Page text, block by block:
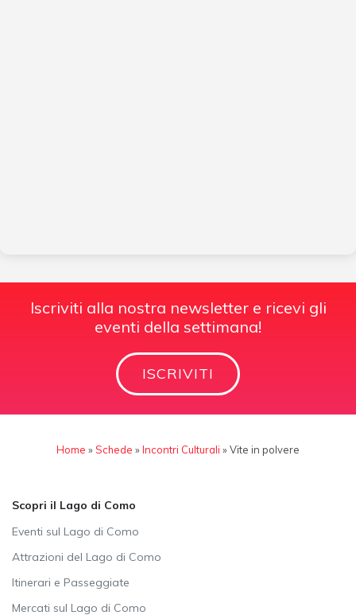
Iscriviti alla nostra newsletter e ricevi gli
eventi della settimana!
ISCRIVITI
Home »Schede »Incontri Culturali »Vite in polvere
Scopri il Lago di Como
Eventi sul Lago di Como
Attrazioni del Lago di Como
Itinerari e Passeggiate
Mercati sul Lago di Como